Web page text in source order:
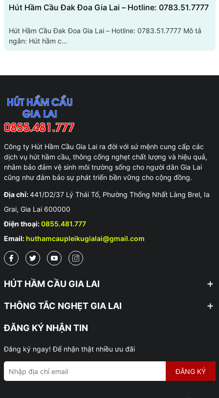
Hút Hầm Cầu Đak Đoa Gia Lai – Hotline: 0783.51.7777
Hút Hầm Cầu Đak Đoa Gia Lai – Hotline: 0783.51.7777 Mô tả
ngắn: Hút hầm c...
Công ty Hút Hầm Cầu Gia Lai ra đời với sứ mệnh cung cấp các
dịch vụ hút hầm cầu, thông cống nghẹt chất lượng và hiệu quả,
nhằm bảo đảm vệ sinh môi trường sống cho người dân Gia Lai
cũng như đảm bảo sự phát triển bền vững cho cộng đồng.
Địa chỉ:441/D2/37 Lý Thái Tổ, Phường Thống Nhất Làng Brel, Ia
Grai, Gia Lai 600000
Điện thoại:0855.481.777
Email: huthamcaupleikugialai@gmail.com
HÚT HẦM CẦU GIA LAI
THÔNG TẮC NGHẸT GIA LAI
ĐĂNG KÝ NHẬN TIN
Đăng ký ngay! Để nhận thật nhiều ưu đãi
ĐĂNG KÝ